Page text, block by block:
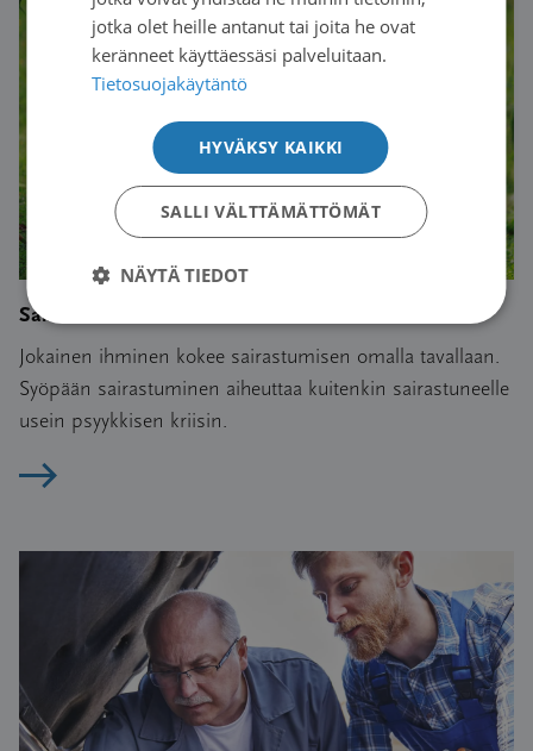
Sairastuminen on kriisi
Jokainen ihminen kokee sairastumisen omalla tavallaan.
Syöpään sairastuminen aiheuttaa kuitenkin sairastuneelle
usein psyykkisen kriisin.
Lue artikkeli
jotka olet heille antanut tai joita he ovat
keränneet käyttäessäsi palveluitaan.
Tietosuojakäytäntö
HYVÄKSY KAIKKI
SALLI VÄLTTÄMÄTTÖMÄT
NÄYTÄ TIEDOT